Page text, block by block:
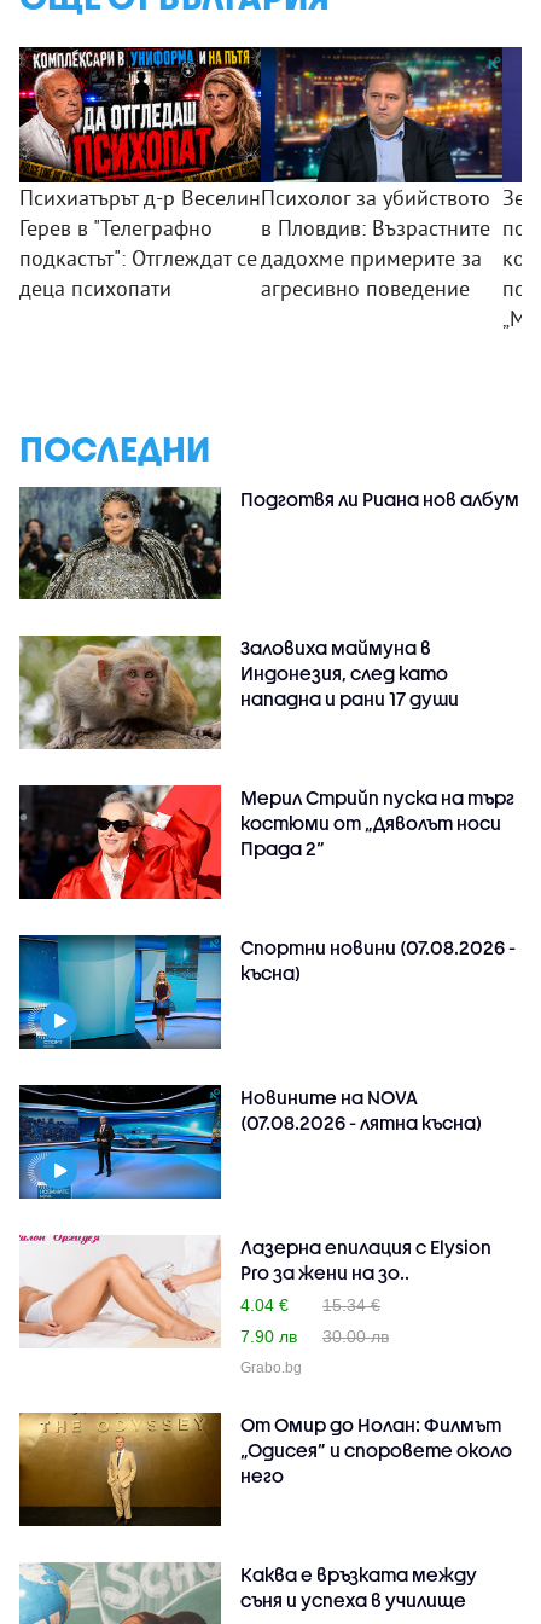
Психиатърът д-р Веселин
Герев в "Телеграфно
подкастът": Отглеждат се
деца психопати
Психолог за убийството
в Пловдив: Възрастните
дадохме примерите за
агресивно поведение
ПОСЛЕДНИ
Подготвя ли Риана нов албум
Заловиха маймуна в
Индонезия, след като
нападна и рани 17 души
Мерил Стрийп пуска на търг
костюми от „Дяволът носи
Прада 2“
Спортни новини (07.08.2026 -
късна)
Новините на NOVA
(07.08.2026 - лятна късна)
Лазерна епилация с Elysion
Pro за жени на зо..
4.04 €
15.34 €
7.90 лв
30.00 лв
Grabo.bg
От Омир до Нолан: Филмът
„Одисея” и споровете около
него
Каква е връзката между
съня и успеха в училище